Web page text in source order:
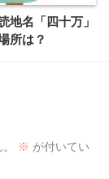
地名「四十万」
所は？
※ が付いてい